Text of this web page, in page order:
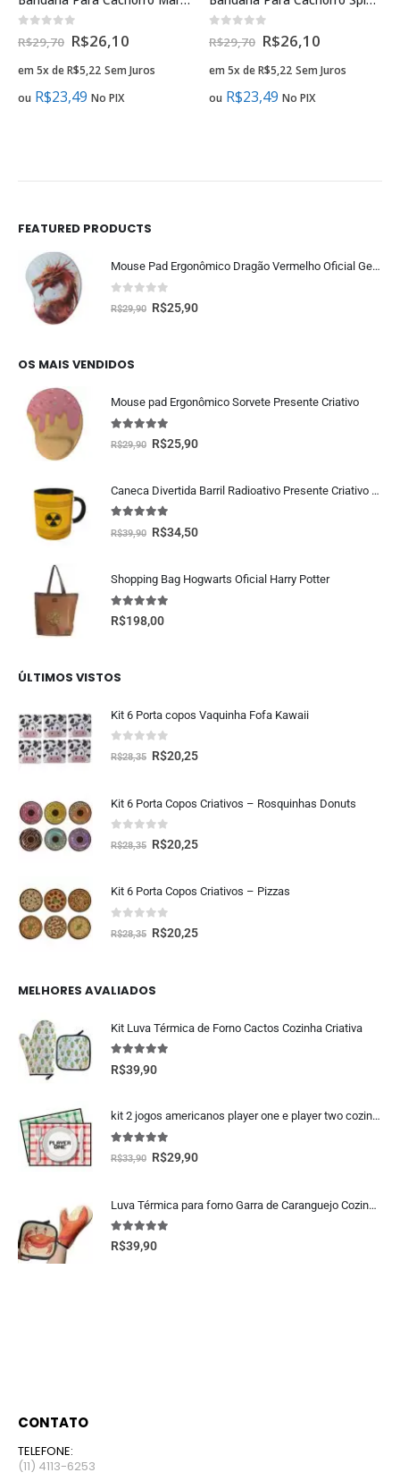
fora de 5
R$29,70 R$26,10
em 5x deR$5,22 Sem Juros
ou R$23,49 No PIX
fora de 5
R$29,70 R$26,10
em 5x deR$5,22 Sem Juros
ou R$23,49 No PIX
FEATURED PRODUCTS
Mouse Pad Ergonômico Dragão Vermelho Oficial Geek Vip
fora de 5
R$29,90 R$25,90
OS MAIS VENDIDOS
Mouse pad Ergonômico Sorvete Presente Criativo
fora de 5
R$29,90 R$25,90
Caneca Divertida Barril Radioativo Presente Criativo Geek
fora de 5
R$39,90 R$34,50
Shopping Bag Hogwarts Oficial Harry Potter
5.00 fora de 5
R$198,00
ÚLTIMOS VISTOS
Kit 6 Porta copos Vaquinha Fofa Kawaii
fora de 5
R$28,35 R$20,25
Kit 6 Porta Copos Criativos – Rosquinhas Donuts
fora de 5
R$28,35 R$20,25
Kit 6 Porta Copos Criativos – Pizzas
fora de 5
R$28,35 R$20,25
MELHORES AVALIADOS
Kit Luva Térmica de Forno Cactos Cozinha Criativa
5.00 fora de 5
R$39,90
kit 2 jogos americanos player one e player two cozinha geek
5.00 fora de 5
R$33,90 R$29,90
Luva Térmica para forno Garra de Caranguejo Cozinha Criativa
5.00fora de 5
R$39,90
CONTATO
TELEFONE:
(11) 4113-6253